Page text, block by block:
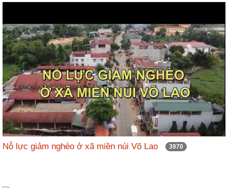
Nỗ lực giảm nghèo ở xã miền núi Võ Lao 3970